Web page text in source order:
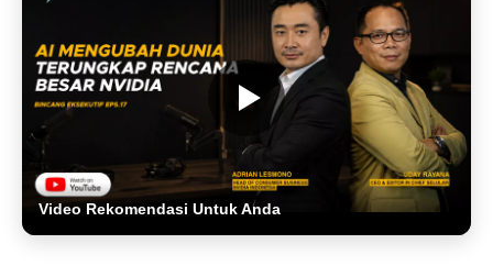
Video Rekomendasi Untuk Anda